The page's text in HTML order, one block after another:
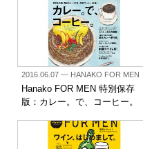
2016.06.07— HANAKO FOR MEN
Hanako FOR MEN 特別保存
版：カレー。で、コーヒー。